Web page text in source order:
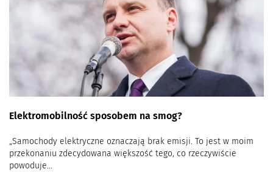
Elektromobilność sposobem na smog?
„Samochody elektryczne oznaczają brak emisji. To jest w moim
przekonaniu zdecydowana większość tego, co rzeczywiście
powoduje...